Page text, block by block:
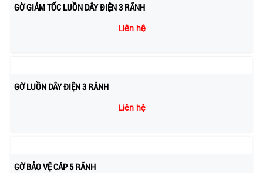
GỜ GIẢM TỐC LUỒN DÂY ĐIỆN 3 RÃNH
Liên hệ
GỜ LUỒN DÂY ĐIỆN 3 RÃNH
Liên hệ
GỜ BẢO VỆ CÁP 5 RÃNH